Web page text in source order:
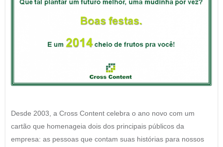
Desde 2003, a Cross Content celebra o ano novo com um
cartão que homenageia dois dos principais públicos da
empresa: as pessoas que contam suas histórias para nossos